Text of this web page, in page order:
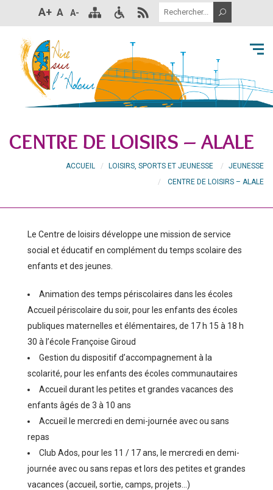
A+ A A-
CENTRE DE LOISIRS – ALALE
ACCUEIL LOISIRS, SPORTS ET JEUNESSE
JEUNESSE
CENTRE DE LOISIRS – ALALE
Le Centre de loisirs développe une mission de service
social et éducatif en complément du temps scolaire des
enfants et des jeunes.
Animation des temps périscolaires dans les écoles
Accueil périscolaire du soir, pour les enfants des écoles
publiques maternelles et élémentaires, de 17 h 15 à 18 h
30 à l’école Françoise Giroud
Gestion du dispositif d’accompagnement à la
scolarité, pour les enfants des écoles communautaires
Accueil durant les petites et grandes vacances des
enfants âgés de 3 à 10 ans
Accueil le mercredi en demi-journée avec ou sans
repas
Club Ados, pour les 11 / 17 ans, le mercredi en demi-
journée avec ou sans repas et lors des petites et grandes
vacances (accueil, sortie, camps, projets…)